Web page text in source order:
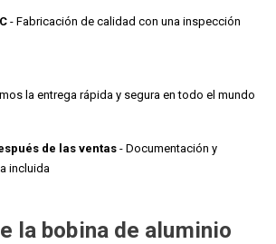
- Fabricación de calidad con una inspección
la entrega rápida y segura en todo el mundo
de las ventas - Documentación y
incluida
la bobina de aluminio